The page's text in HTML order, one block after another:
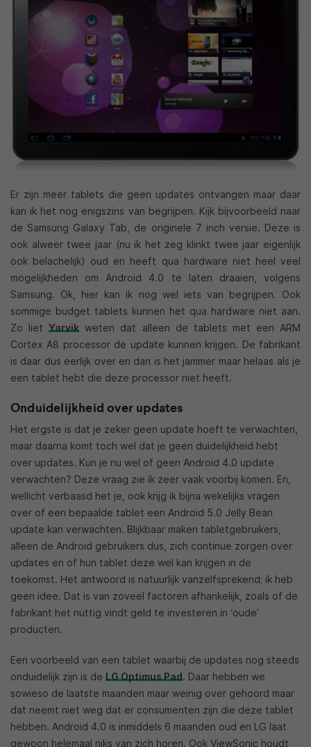
Er zijn meer tablets die geen updates ontvangen maar daar
kan ik het nog enigszins van begrijpen. Kijk bijvoorbeeld naar
de Samsung Galaxy Tab, de originele 7 inch versie. Deze is
ook alweer twee jaar (nu ik het zeg klinkt twee jaar eigenlijk
ook belachelijk) oud en heeft qua hardware niet heel veel
mogelijkheden om Android 4.0 te laten draaien, volgens
Samsung. Ok, hier kan ik nog wel iets van begrijpen. Ook
sommige budget tablets kunnen het qua hardware niet aan.
Zo lietYarvik weten dat alleen de tablets met een ARM
Cortex A8 processor de update kunnen krijgen. De fabrikant
is daar dus eerlijk over en dan is het jammer maar helaas als je
een tablet hebt die deze processor niet heeft.
Onduidelijkheid over updates
Het ergste is dat je zeker geen update hoeft te verwachten,
maar daarna komt toch wel dat je geen duidelijkheid hebt
over updates. Kun je nu wel of geen Android 4.0 update
verwachten? Deze vraag zie ik zeer vaak voorbij komen. En,
wellicht verbaasd het je, ook krijg ik bijna wekelijks vragen
over of een bepaalde tablet een Android 5.0 Jelly Bean
update kan verwachten. Blijkbaar maken tabletgebruikers,
alleen de Android gebruikers dus, zich continue zorgen over
updates en of hun tablet deze wel kan krijgen in de
toekomst. Het antwoord is natuurlijk vanzelfsprekend; ik heb
geen idee. Dat is van zoveel factoren afhankelijk, zoals of de
fabrikant het nuttig vindt geld te investeren in ‘oude’
producten.
Een voorbeeld van een tablet waarbij de updates nog steeds
onduidelijk zijn is de LG Optimus Pad. Daar hebben we
sowieso de laatste maanden maar weinig over gehoord maar
dat neemt niet weg dat er consumenten zijn die deze tablet
hebben. Android 4.0 is inmiddels 6 maanden oud en LG laat
gewoon helemaal niks van zich horen. Ook ViewSonic houdt